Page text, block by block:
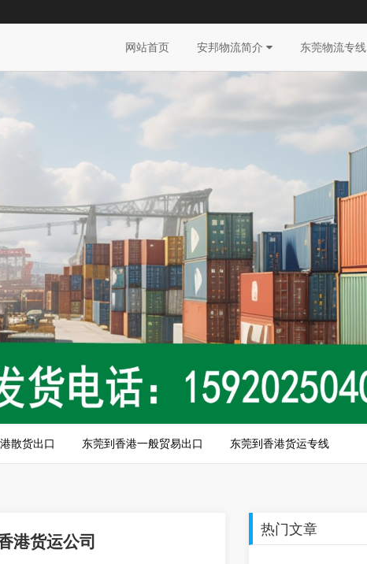
网站首页 安邦物流简介 东莞物流专线
散货出口 东莞到香港一般贸易出口 东莞到香港货运专线
港货运公司
热门文章